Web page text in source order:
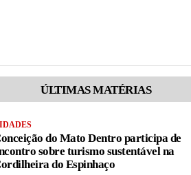
ÚLTIMAS MATÉRIAS
do Mato Dentro participa de
sobre turismo sustentável na
do Espinhaço